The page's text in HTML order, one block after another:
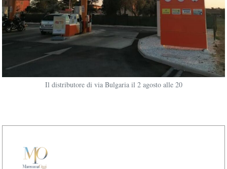
Il distributore di via Bulgaria il 2 agosto alle 20